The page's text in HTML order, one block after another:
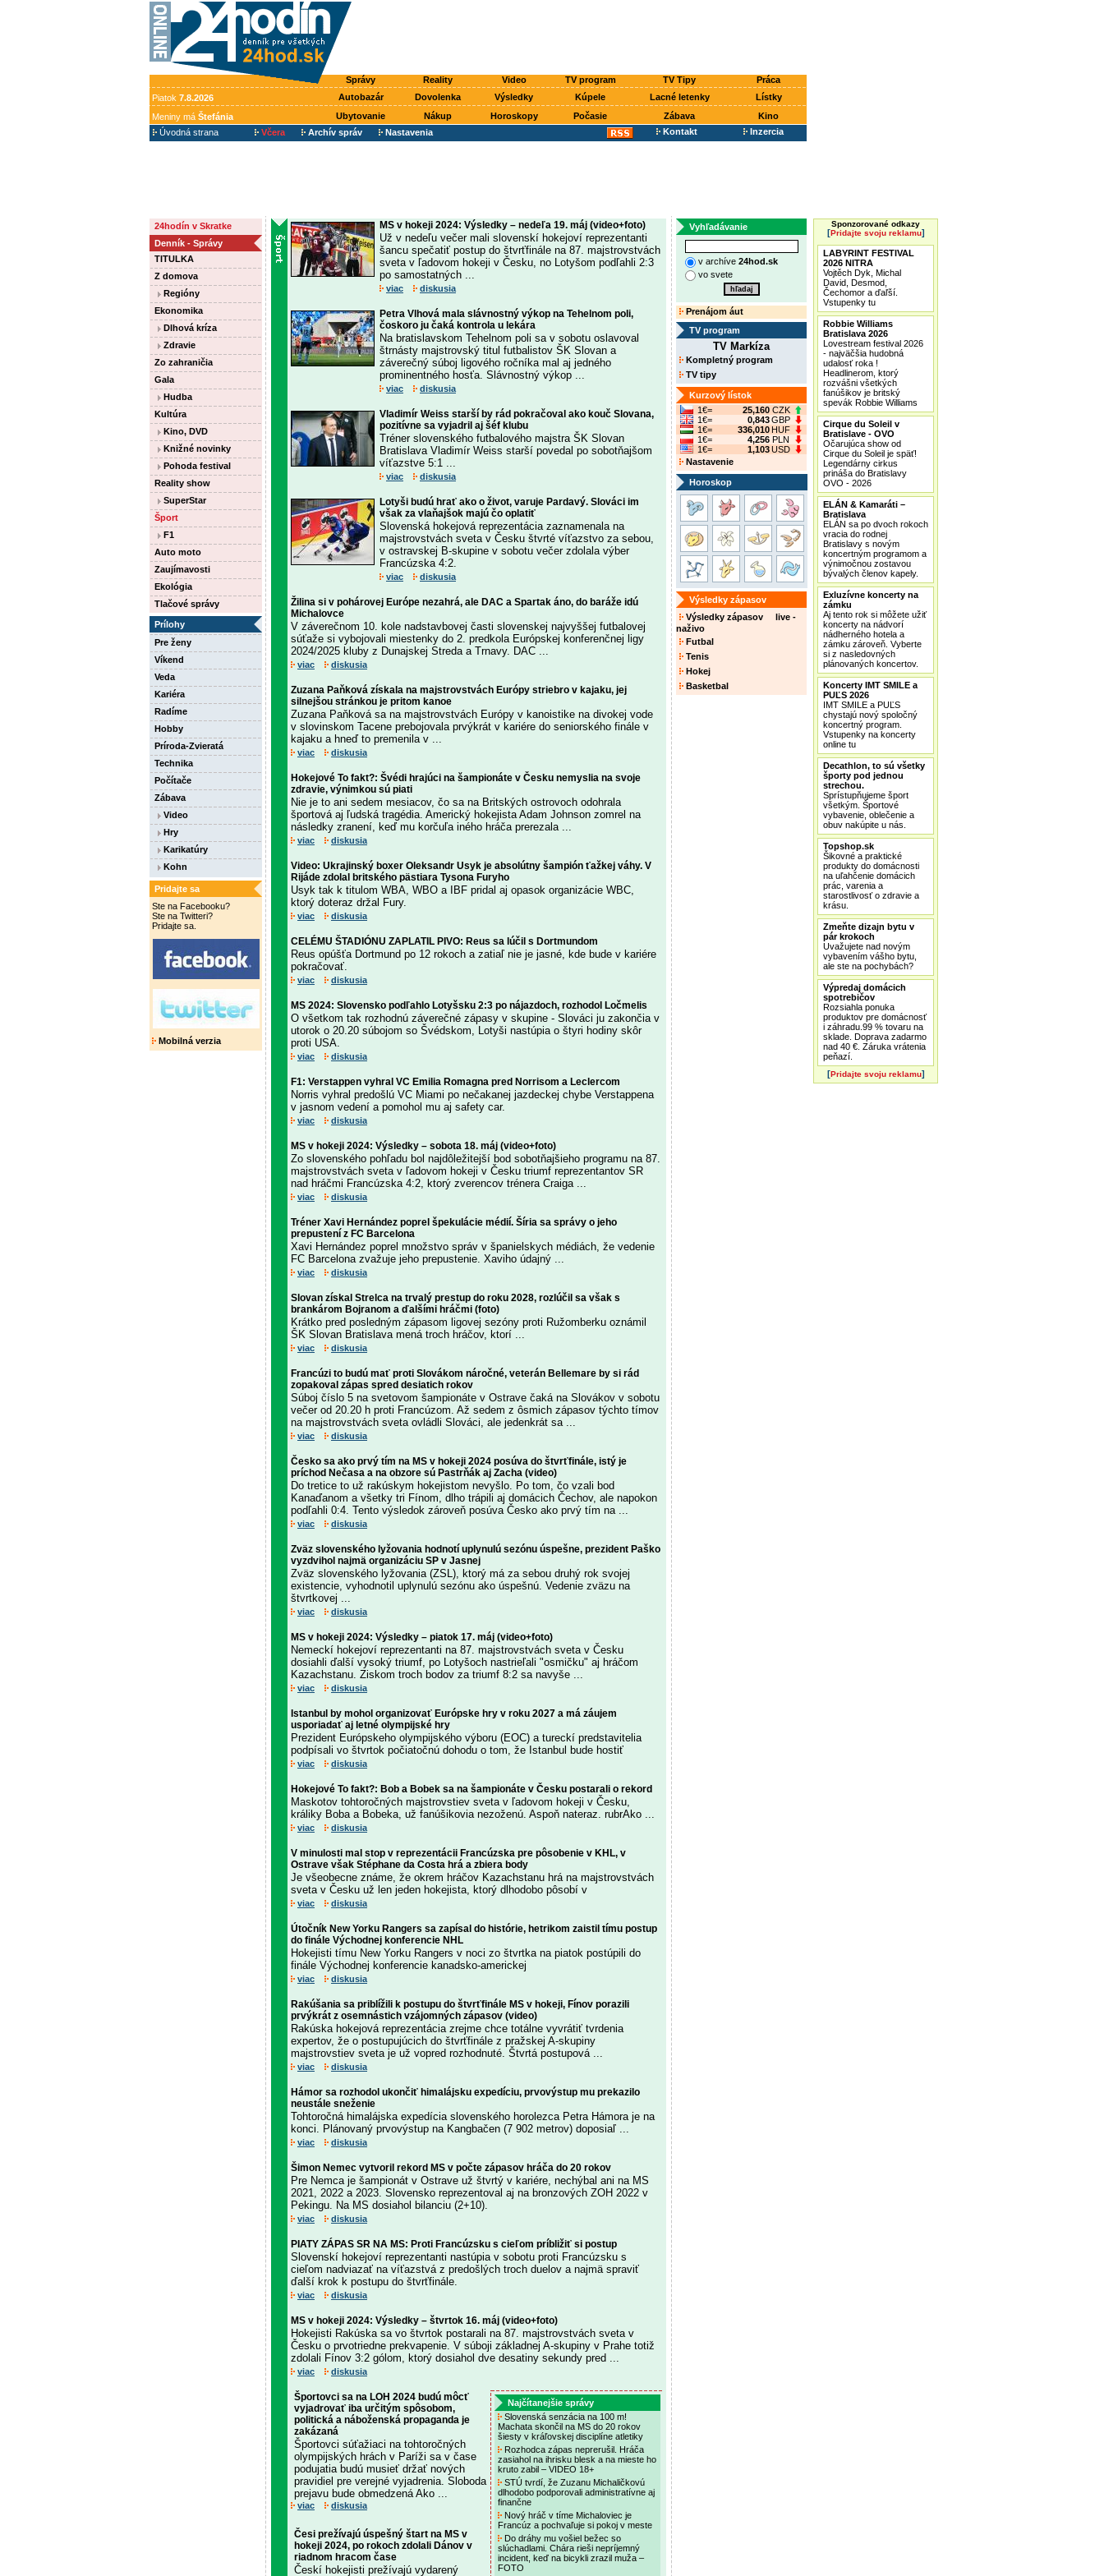
Správy Reality Video TV program TV Tipy
Práca
Piatok 7.8.2026 Autobazár Dovolenka Výsledky Kúpele Lacné letenky
Lístky
Meniny má Štefánia Ubytovanie Nákup Horoskopy Počasie Zábava
Kino
Úvodná strana
Včera Archív správ Nastavenia Kontakt Inzercia
24hodín v Skratke
Denník - Správy
TITULKA
Z domova
Regióny
Ekonomika
Dlhová kríza
Zdravie
Zo zahraničia
Gala
Hudba
Kultúra
Kino, DVD
Knižné novinky
Pohoda festival
Reality show
SuperStar
Šport
F1
Auto moto
Zaujímavosti
Ekológia
Tlačové správy
Prílohy
Pre ženy
Víkend
Veda
Kariéra
Radíme
Hobby
Príroda-Zvieratá
Technika
Počítače
Zábava
Video
Hry
Karikatúry
Kohn
Pridajte sa
Ste na Facebooku?
Ste na Twitteri?
Pridajte sa.
Mobilná verzia
MS v hokeji 2024: Výsledky – nedeľa 19. máj (video+foto)
Už v nedeľu večer mali slovenskí hokejoví reprezentanti
šancu spečatiť postup do štvrťfinále na 87. majstrovstvách
sveta v ľadovom hokeji v Česku, no Lotyšom podľahli 2:3
po samostatných ...
viac diskusia
Petra Vlhová mala slávnostný výkop na Tehelnom poli,
čoskoro ju čaká kontrola u lekára
Na bratislavskom Tehelnom poli sa v sobotu oslavoval
štrnásty majstrovský titul futbalistov ŠK Slovan a
záverečný súboj ligového ročníka mal aj jedného
prominentného hosťa. Slávnostný výkop ...
viac diskusia
Vladimír Weiss starší by rád pokračoval ako kouč Slovana,
pozitívne sa vyjadril aj šéf klubu
Tréner slovenského futbalového majstra ŠK Slovan
Bratislava Vladimír Weiss starší povedal po sobotňajšom
víťazstve 5:1 ...
viac diskusia
Lotyši budú hrať ako o život, varuje Pardavý. Slováci im
však za vlaňajšok majú čo oplatiť
Slovenská hokejová reprezentácia zaznamenala na
majstrovstvách sveta v Česku štvrté víťazstvo za sebou,
v ostravskej B-skupine v sobotu večer zdolala výber
Francúzska 4:2.
viac diskusia
Žilina si v pohárovej Európe nezahrá, ale DAC a Spartak áno, do baráže idú
Michalovce
V záverečnom 10. kole nadstavbovej časti slovenskej najvyššej futbalovej
súťaže si vybojovali miestenky do 2. predkola Európskej konferenčnej ligy
2024/2025 kluby z Dunajskej Streda a Trnavy. DAC ...
viac diskusia
Zuzana Paňková získala na majstrovstvách Európy striebro v kajaku, jej
silnejšou stránkou je pritom kanoe
Zuzana Paňková sa na majstrovstvách Európy v kanoistike na divokej vode
v slovinskom Tacene prebojovala prvýkrát v kariére do seniorského finále v
kajaku a hneď to premenila v ...
viac diskusia
Hokejové To fakt?: Švédi hrajúci na šampionáte v Česku nemyslia na svoje
zdravie, výnimkou sú piati
Nie je to ani sedem mesiacov, čo sa na Britských ostrovoch odohrala
športová aj ľudská tragédia. Americký hokejista Adam Johnson zomrel na
následky zranení, keď mu korčuľa iného hráča prerezala ...
viac diskusia
Video: Ukrajinský boxer Oleksandr Usyk je absolútny šampión ťažkej váhy. V
Rijáde zdolal britského pästiara Tysona Furyho
Usyk tak k titulom WBA, WBO a IBF pridal aj opasok organizácie WBC,
ktorý doteraz držal Fury.
viac diskusia
CELÉMU ŠTADIÓNU ZAPLATIL PIVO: Reus sa lúčil s Dortmundom
Reus opúšťa Dortmund po 12 rokoch a zatiaľ nie je jasné, kde bude v kariére
pokračovať.
viac diskusia
MS 2024: Slovensko podľahlo Lotyšsku 2:3 po nájazdoch, rozhodol Ločmelis
O všetkom tak rozhodnú záverečné zápasy v skupine - Slováci ju zakončia v
utorok o 20.20 súbojom so Švédskom, Lotyši nastúpia o štyri hodiny skôr
proti USA.
viac diskusia
F1: Verstappen vyhral VC Emilia Romagna pred Norrisom a Leclercom
Norris vyhral predošlú VC Miami po nečakanej jazdeckej chybe Verstappena
v jasnom vedení a pomohol mu aj safety car.
viac diskusia
MS v hokeji 2024: Výsledky – sobota 18. máj (video+foto)
Zo slovenského pohľadu bol najdôležitejší bod sobotňajšieho programu na 87.
majstrovstvách sveta v ľadovom hokeji v Česku triumf reprezentantov SR
nad hráčmi Francúzska 4:2, ktorý zverencov trénera Craiga ...
viac diskusia
Tréner Xavi Hernández poprel špekulácie médií. Šíria sa správy o jeho
prepustení z FC Barcelona
Xavi Hernández poprel množstvo správ v španielskych médiách, že vedenie
FC Barcelona zvažuje jeho prepustenie. Xaviho údajný ...
viac diskusia
Slovan získal Strelca na trvalý prestup do roku 2028, rozlúčil sa však s
brankárom Bojranom a ďalšími hráčmi (foto)
Krátko pred posledným zápasom ligovej sezóny proti Ružomberku oznámil
ŠK Slovan Bratislava mená troch hráčov, ktorí ...
viac diskusia
Francúzi to budú mať proti Slovákom náročné, veterán Bellemare by si rád
zopakoval zápas spred desiatich rokov
Súboj číslo 5 na svetovom šampionáte v Ostrave čaká na Slovákov v sobotu
večer od 20.20 h proti Francúzom. Až sedem z ôsmich zápasov týchto tímov
na majstrovstvách sveta ovládli Slováci, ale jedenkrát sa ...
viac diskusia
Česko sa ako prvý tím na MS v hokeji 2024 posúva do štvrťfinále, istý je
príchod Nečasa a na obzore sú Pastrňák aj Zacha (video)
Do tretice to už rakúskym hokejistom nevyšlo. Po tom, čo vzali bod
Kanaďanom a všetky tri Fínom, dlho trápili aj domácich Čechov, ale napokon
podľahli 0:4. Tento výsledok zároveň posúva Česko ako prvý tím na ...
viac diskusia
Zväz slovenského lyžovania hodnotí uplynulú sezónu úspešne, prezident Paško
vyzdvihol najmä organizáciu SP v Jasnej
Zväz slovenského lyžovania (ZSL), ktorý má za sebou druhý rok svojej
existencie, vyhodnotil uplynulú sezónu ako úspešnú. Vedenie zväzu na
štvrtkovej ...
viac diskusia
MS v hokeji 2024: Výsledky – piatok 17. máj (video+foto)
Nemeckí hokejoví reprezentanti na 87. majstrovstvách sveta v Česku
dosiahli ďalší vysoký triumf, po Lotyšoch nastrieľali "osmičku" aj hráčom
Kazachstanu. Ziskom troch bodov za triumf 8:2 sa navyše ...
viac diskusia
Istanbul by mohol organizovať Európske hry v roku 2027 a má záujem
usporiadať aj letné olympijské hry
Prezident Európskeho olympijského výboru (EOC) a tureckí predstavitelia
podpísali vo štvrtok počiatočnú dohodu o tom, že Istanbul bude hostiť
viac diskusia
Hokejové To fakt?: Bob a Bobek sa na šampionáte v Česku postarali o rekord
Maskotov tohtoročných majstrovstiev sveta v ľadovom hokeji v Česku,
králiky Boba a Bobeka, už fanúšikovia nezoženú. Aspoň nateraz. rubrAko ...
viac diskusia
V minulosti mal stop v reprezentácii Francúzska pre pôsobenie v KHL, v
Ostrave však Stéphane da Costa hrá a zbiera body
Je všeobecne známe, že okrem hráčov Kazachstanu hrá na majstrovstvách
sveta v Česku už len jeden hokejista, ktorý dlhodobo pôsobí v
viac diskusia
Útočník New Yorku Rangers sa zapísal do histórie, hetrikom zaistil tímu postup
do finále Východnej konferencie NHL
Hokejisti tímu New Yorku Rangers v noci zo štvrtka na piatok postúpili do
finále Východnej konferencie kanadsko-americkej
viac diskusia
Rakúšania sa priblížili k postupu do štvrťfinále MS v hokeji, Fínov porazili
prvýkrát z osemnástich vzájomných zápasov (video)
Rakúska hokejová reprezentácia zrejme chce totálne vyvrátiť tvrdenia
expertov, že o postupujúcich do štvrťfinále z pražskej A-skupiny
majstrovstiev sveta je už vopred rozhodnuté. Štvrtá postupová ...
viac diskusia
Hámor sa rozhodol ukončiť himalájsku expedíciu, prvovýstup mu prekazilo
neustále sneženie
Tohtoročná himalájska expedícia slovenského horolezca Petra Hámora je na
konci. Plánovaný prvovýstup na Kangbačen (7 902 metrov) doposiaľ ...
viac diskusia
Šimon Nemec vytvoril rekord MS v počte zápasov hráča do 20 rokov
Pre Nemca je šampionát v Ostrave už štvrtý v kariére, nechýbal ani na MS
2021, 2022 a 2023. Slovensko reprezentoval aj na bronzových ZOH 2022 v
Pekingu. Na MS dosiahol bilanciu (2+10).
viac diskusia
PIATY ZÁPAS SR NA MS: Proti Francúzsku s cieľom príbližiť si postup
Slovenskí hokejoví reprezentanti nastúpia v sobotu proti Francúzsku s
cieľom nadviazať na víťazstvá z predošlých troch duelov a najmä spraviť
ďalší krok k postupu do štvrťfinále.
viac diskusia
MS v hokeji 2024: Výsledky – štvrtok 16. máj (video+foto)
Hokejisti Rakúska sa vo štvrtok postarali na 87. majstrovstvách sveta v
Česku o prvotriedne prekvapenie. V súboji základnej A-skupiny v Prahe totiž
zdolali Fínov 3:2 gólom, ktorý dosiahol dve desatiny sekundy pred ...
viac diskusia
Športovci sa na LOH 2024 budú môcť
vyjadrovať iba určitým spôsobom,
politická a náboženská propaganda je
zakázaná
Športovci súťažiaci na tohtoročných
olympijských hrách v Paríži sa v čase
podujatia budú musieť držať nových
pravidiel pre verejné vyjadrenia. Sloboda
prejavu bude obmedzená Ako ...
viac diskusia
Česi prežívajú úspešný štart na MS v
hokeji 2024, po rokoch zdolali Dánov v
riadnom hracom čase
Českí hokejisti prežívajú vydarený
Najčítanejšie správy
Slovenská senzácia na 100 m!
Machata skončil na MS do 20 rokov
šiesty v kráľovskej disciplíne atletiky
Rozhodca zápas neprerušil. Hráča
zasiahol na ihrisku blesk a na mieste ho
kruto zabil – VIDEO 18+
STÚ tvrdí, že Zuzanu Michaličkovú
dlhodobo podporovali administratívne aj
finančne
Nový hráč v tíme Michaloviec je
Francúz a pochvaľuje si pokoj v meste
Do dráhy mu vošiel bežec so
slúchadlami. Chára rieši nepríjemný
incident, keď na bicykli zrazil muža –
FOTO
Vyhľadávanie
v archíve 24hod.sk
vo svete
Prenájom áut
TV program
TV Markíza
Kompletný program
TV tipy
Kurzový lístok
1€=
25,160 CZK
1€=
0,843GBP
1€=
336,010HUF
1€=
4,256 PLN
1€=
1,103USD
Nastavenie
Horoskop
Výsledky zápasov
Výsledky zápasov live -
naživo
Futbal
Tenis
Hokej
Basketbal
Sponzorované odkazy
[Pridajte svoju reklamu]
LABYRINT FESTIVAL
2026 NITRA
Vojtěch Dyk, Michal
David, Desmod,
Čechomor a ďaľší.
Vstupenky tu
Robbie Williams
Bratislava 2026
Lovestream festival 2026
- najväčšia hudobná
udalosť roka !
Headlinerom, ktorý
rozvášni všetkých
fanúšikov je britský
spevák Robbie Williams
Cirque du Soleil v
Bratislave - OVO
Očarujúca show od
Cirque du Soleil je späť!
Legendárny cirkus
prináša do Bratislavy
OVO - 2026
ELÁN & Kamaráti –
Bratislava
ELÁN sa po dvoch rokoch
vracia do rodnej
Bratislavy s novým
koncertným programom a
výnimočnou zostavou
bývalých členov kapely.
Exluzívne koncerty na
zámku
Aj tento rok si môžete užiť
koncerty na nádvorí
nádherného hotela a
zámku zároveň. Vyberte
si z nasledovných
plánovaných koncertov.
Koncerty IMT SMILE a
PUĽS 2026
IMT SMILE a PUĽS
chystajú nový spoločný
koncertný program.
Vstupenky na koncerty
online tu
Decathlon, to sú všetky
športy pod jednou
strechou.
Sprístupňujeme šport
všetkým. Športové
vybavenie, oblečenie a
obuv nakúpite u nás.
Topshop.sk
Šikovné a praktické
produkty do domácnosti
na uľahčenie domácich
prác, varenia a
starostlivosť o zdravie a
krásu.
Zmeňte dizajn bytu v
pár krokoch
Uvažujete nad novým
vybavením vášho bytu,
ale ste na pochybách?
Výpredaj domácich
spotrebičov
Rozsiahla ponuka
produktov pre domácnosť
i záhradu.99 % tovaru na
sklade. Doprava zadarmo
nad 40 €. Záruka vrátenia
peňazí.
[Pridajte svoju reklamu]